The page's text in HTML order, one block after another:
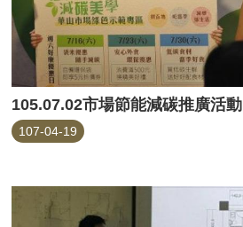
105.07.02市場節能減碳推廣活動
107-04-19